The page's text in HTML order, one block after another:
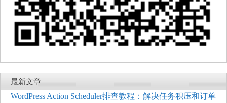
最新文章
WordPress Action Scheduler排查教程：解决任务积压和订单